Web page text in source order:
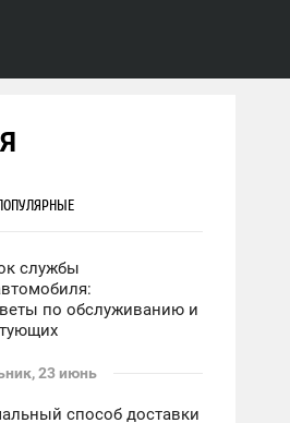
службы
по обслуживанию и
23 июнь
способ доставки